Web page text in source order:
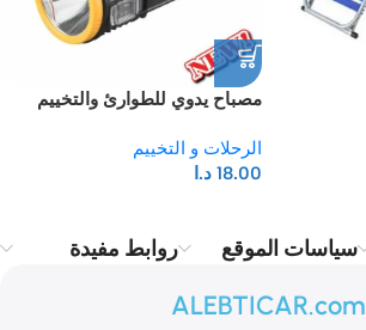
مصباح يدوي للطوارئ والتخييم
الرحلات و التخييم
18.00 د.ا
سياسات الموقع روابط مفيدة
ALEBTICAR.com